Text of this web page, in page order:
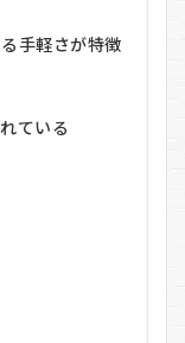
手軽さが特徴
ている